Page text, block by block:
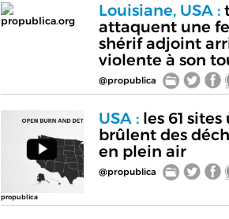
propublica.org
Louisiane, USA :
attaquent une
shérif adjoint
violente à son
@propublica
propublica
USA :les 61
brûlent des
en plein air
@propublica